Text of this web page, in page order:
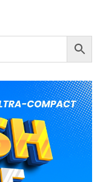
est :